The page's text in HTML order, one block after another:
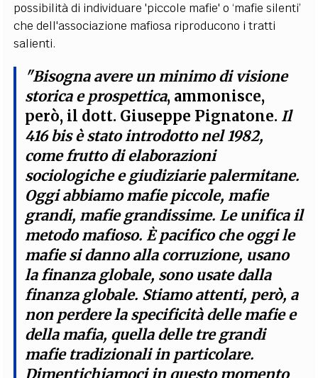
possibilità di individuare 'piccole mafie' o ‘mafie silenti’
che dell'associazione mafiosa riproducono i tratti
salienti.
"Bisogna avere un minimo di visione
storica e prospettica, ammonisce,
però, il dott. Giuseppe Pignatone. Il
416 bis è stato introdotto nel 1982,
come frutto di elaborazioni
sociologiche e giudiziarie palermitane.
Oggi abbiamo mafie piccole, mafie
grandi, mafie grandissime. Le unifica il
metodo mafioso. Èpacifico che oggi le
mafie si danno alla corruzione, usano
la finanza globale, sono usate dalla
finanza globale. Stiamo attenti, però, a
non perdere la specificità delle mafie e
della mafia, quella delle tre grandi
mafie tradizionali in particolare.